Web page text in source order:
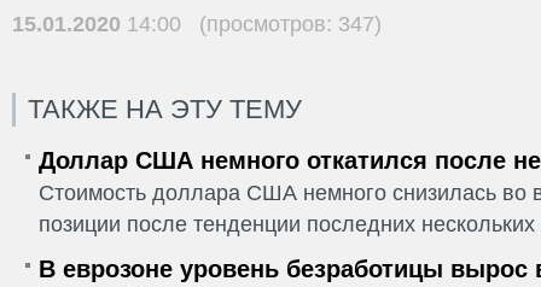
15.01.2020 14:00 (просмотров: 347)
ТАКЖЕ НА ЭТУ ТЕМУ
Доллар США немного откатился после
Стоимость доллара США немного снизилась во
позиции после тенденции последних
В еврозоне уровень безработицы вырос